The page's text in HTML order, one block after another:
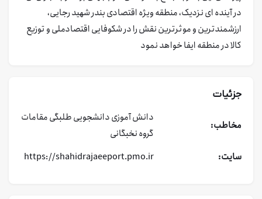
در آینده ای نزدیک، منطقه ویژه اقتصادی بندر شهید رجایی،
ارزشمندترین و موثرترین نقش را در شکوفایی اقتصادملی و توزیع
کالا در منطقه ایفا خواهد نمود
جزئیات
مخاطب:
دانش آموزیدانشجوییطلبگیمقامات
گروه نخبگانی
سایت:
https://shahidrajaeeport.pmo.ir